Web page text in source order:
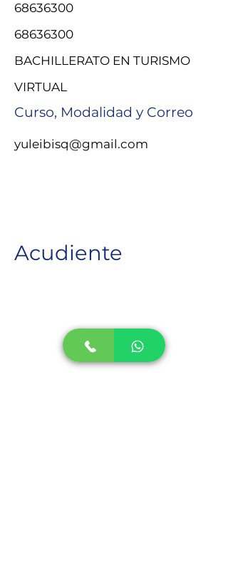
68636300
68636300
BACHILLERATO EN TURISMO
VIRTUAL
Curso, Modalidad y Correo
yuleibisq@gmail.com
Acudiente